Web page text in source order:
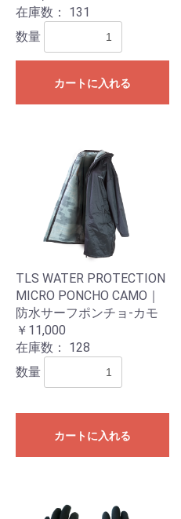
在庫数： 131
数量
カートに入れる
TLS WATER PROTECTION
MICRO PONCHO CAMO｜
防水サーフポンチョ-カモ
￥11,000
在庫数： 128
数量
カートに入れる